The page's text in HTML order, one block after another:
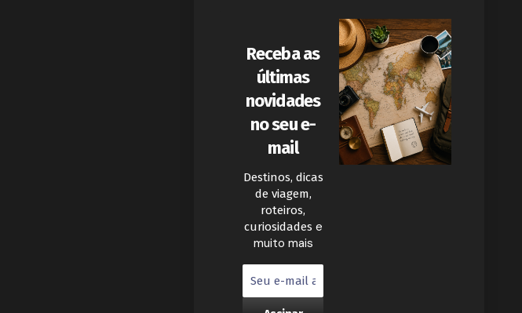
Receba as
últimas
novidades
no seu e-
mail
Destinos, dicas
de viagem,
roteiros,
curiosidades e
muito mais